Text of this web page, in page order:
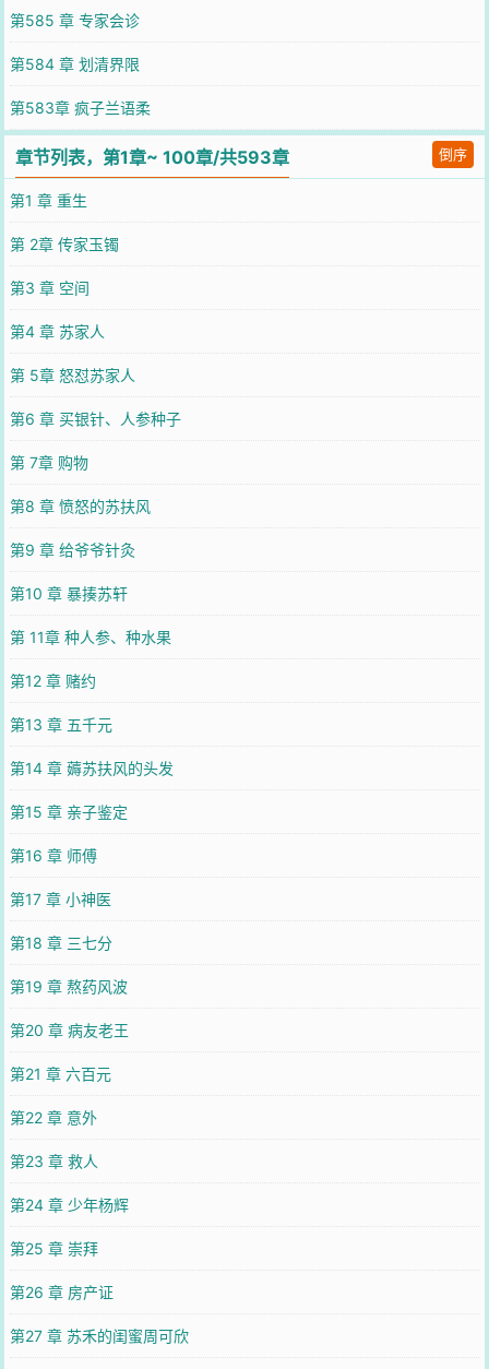
第585 章 专家会诊
第584 章 划清界限
第583章 疯子兰语柔
章节列表，第1章~ 100章/共593章 倒序
第1 章 重生
第 2章 传家玉镯
第3 章 空间
第4 章 苏家人
第 5章 怒怼苏家人
第6 章 买银针、人参种子
第 7章 购物
第8 章 愤怒的苏扶风
第9 章 给爷爷针灸
第10 章 暴揍苏轩
第 11章 种人参、种水果
第12 章 赌约
第13 章 五千元
第14 章 薅苏扶风的头发
第15 章 亲子鉴定
第16 章 师傅
第17 章 小神医
第18 章 三七分
第19 章 熬药风波
第20 章 病友老王
第21 章 六百元
第22 章 意外
第23 章 救人
第24 章 少年杨辉
第25 章 崇拜
第26 章 房产证
第27 章 苏禾的闺蜜周可欣